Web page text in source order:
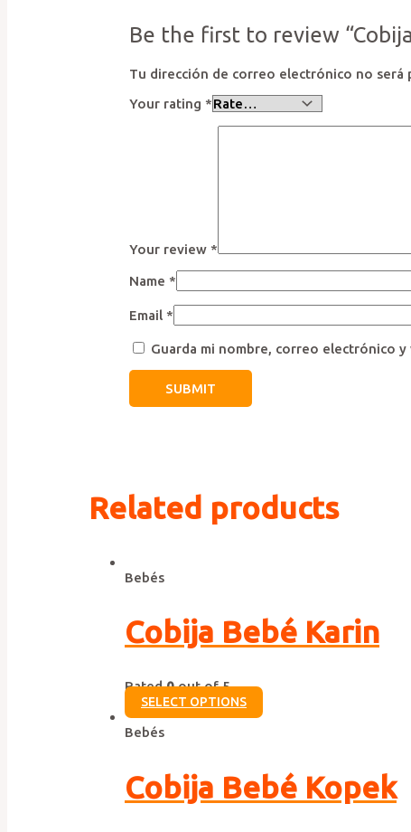
Be the first to review
Tu dirección de correo electrónico no será
Your rating *
Your review *
Name *
Email *
Guarda mi nombre, correo electrónico
Related products
Bebés
Cobija Bebé Karin
Rated0out of 5
SELECT OPTIONS
Bebés
Cobija Bebé Kopek